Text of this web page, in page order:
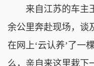
来自江苏的车主王
余公里奔赴现场，谈
在网上‘云认养’了一
么，亲自来这里栽下